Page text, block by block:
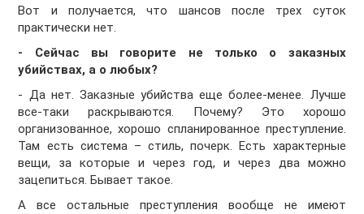
Вот и получается, что шансов после трех суток
практически нет.
- Сейчас вы говорите не только о заказных
убийствах, а о любых?
- Да нет. Заказные убийства еще более-менее. Лучше
все-таки раскрываются. Почему? Это хорошо
организованное, хорошо спланированное преступление.
Там есть система – стиль, почерк. Есть характерные
вещи, за которые и через год, и через два можно
зацепиться. Бывает такое.
А все остальные преступления вообще не имеют